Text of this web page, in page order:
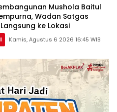
Mushola Baitul
Wadan Satgas
Langsung ke Lokasi
Kamis, Agustus 6 2026 16:45 WIB